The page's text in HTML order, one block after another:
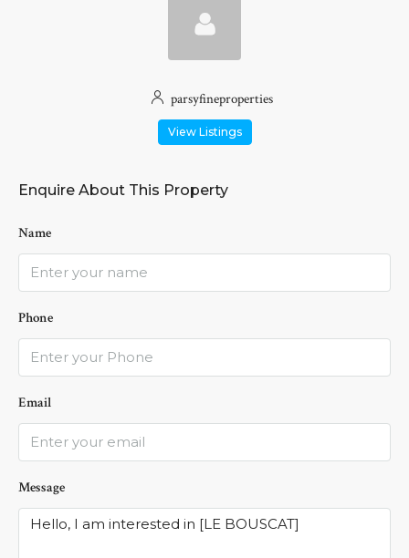
parsyfineproperties
View Listings
Enquire About This Property
Name
Phone
Email
Message